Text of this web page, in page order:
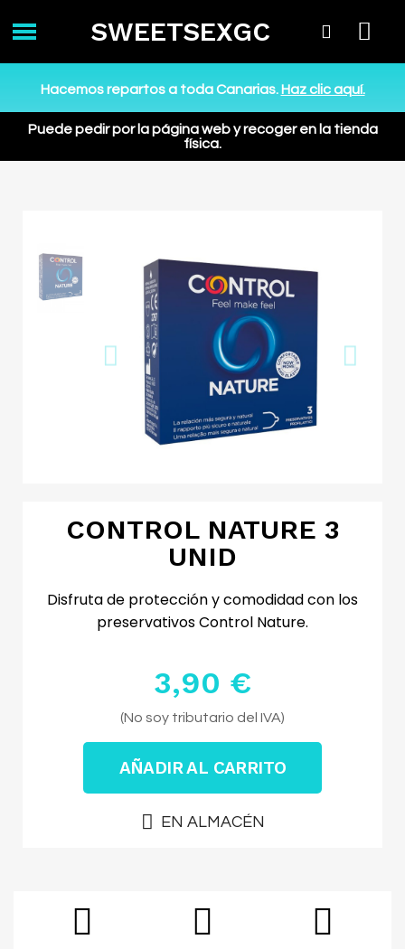
SWEETSEXGC
Hacemos repartos a toda Canarias.Haz clic aquí.
Puede pedir por la página web y recoger en la tienda
física.
CONTROL NATURE 3
UNID
Disfruta de protección y comodidad con los
preservativos Control Nature.
3,90 €
Impuestos excluidos
(No soy tributario del IVA)
AÑADIR AL CARRITO
EN ALMACÉN